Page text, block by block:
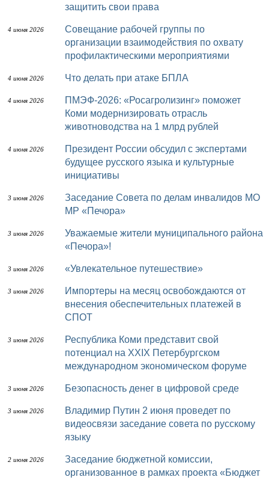
защитить свои права
4 июня 2026
Совещание рабочей группы по
организации взаимодействия по охвату
профилактическими мероприятиями
4 июня 2026 Что делать при атаке БПЛА
4 июня 2026
ПМЭФ-2026: «Росагролизинг» поможет
Коми модернизировать отрасль
животноводства на 1 млрд рублей
4 июня 2026
Президент России обсудил с экспертами
будущее русского языка и культурные
инициативы
3 июня 2026
Заседание Совета по делам инвалидов МО
МР «Печора»
3 июня 2026
Уважаемые жители муниципального района
«Печора»!
3 июня 2026 «Увлекательное путешествие»
3 июня 2026
Импортеры на месяц освобождаются от
внесения обеспечительных платежей в
СПОТ
3 июня 2026
Республика Коми представит свой
потенциал на XXIX Петербургском
международном экономическом форуме
3 июня 2026 Безопасность денег в цифровой среде
3 июня 2026
Владимир Путин 2 июня проведет по
видеосвязи заседание совета по русскому
языку
2 июня 2026
Заседание бюджетной комиссии,
организованное в рамках проекта «Бюджет